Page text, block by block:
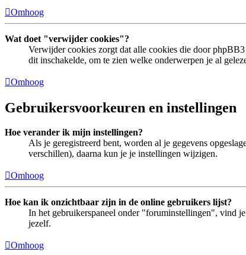
Omhoog
Wat doet "verwijder cookies"?
Verwijder cookies zorgt dat alle cookies die door
dit inschakelde, om te zien welke onderwerpen je al
Omhoog
Gebruikersvoorkeuren en instellingen
Hoe verander ik mijn instellingen?
Als je geregistreerd bent, worden al je gegevens
verschillen), daarna kun je je instellingen wijzigen.
Omhoog
Hoe kan ik onzichtbaar zijn in de online gebruikers lijst?
In het gebruikerspaneel onder "foruminstellingen", vind
jezelf.
Omhoog